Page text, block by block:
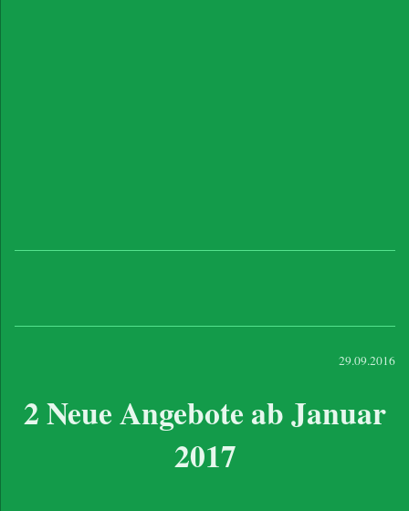
29.09.2016
2 Neue Angebote ab Januar
2017